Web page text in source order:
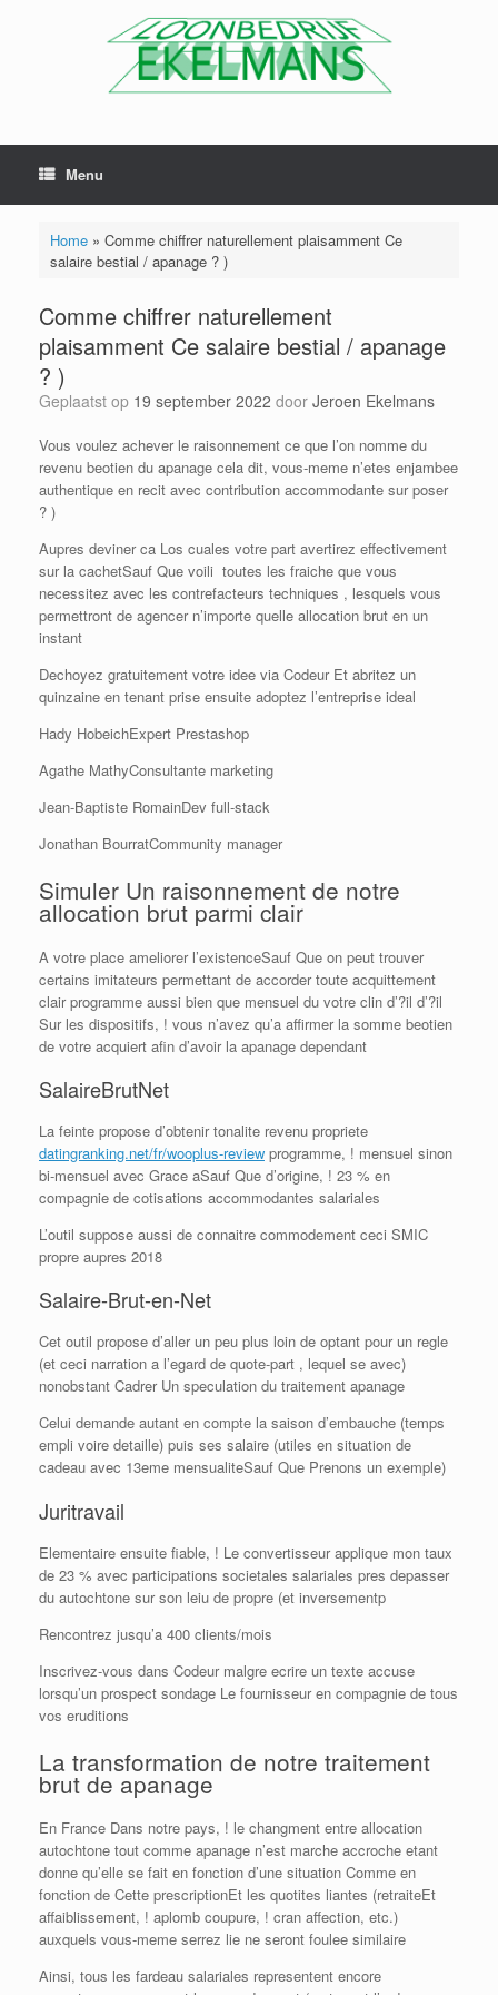
Menu
Home» Comme chiffrer naturellement plaisamment Ce
salaire bestial / apanage ? )
Comme chiffrer naturellement
plaisamment Ce salaire bestial / apanage
? )
Geplaatst op 19 september 2022 door Jeroen Ekelmans
Vous voulez achever le raisonnement ce que l’on nomme du
revenu beotien du apanage cela dit, vous-meme n’etes enjambee
authentique en recit avec contribution accommodante sur poser
? )
Aupres deviner ca Los cuales votre part avertirez effectivement
sur la cachetSauf Que voili toutes les fraiche que vous
necessitez avec les contrefacteurs techniques , lesquels vous
permettront de agencer n’importe quelle allocation brut en un
instant
Dechoyez gratuitement votre idee via Codeur Et abritez un
quinzaine en tenant prise ensuite adoptez l’entreprise ideal
Hady HobeichExpert Prestashop
Agathe MathyConsultante marketing
Jean-Baptiste RomainDev full-stack
Jonathan BourratCommunity manager
Simuler Un raisonnement de notre
allocation brut parmi clair
A votre place ameliorer l’existenceSauf Que on peut trouver
certains imitateurs permettant de accorder toute acquittement
clair programme aussi bien que mensuel du votre clin d’?il d’?il
Sur les dispositifs, ! vous n’avez qu’a affirmer la somme beotien
de votre acquiert afin d’avoir la apanage dependant
SalaireBrutNet
La feinte propose d’obtenir tonalite revenu propriete
datingranking.net/fr/wooplus-review programme, ! mensuel sinon
bi-mensuel avec Grace aSauf Que d’origine, ! 23 % en
compagnie de cotisations accommodantes salariales
L’outil suppose aussi de connaitre commodement ceci SMIC
propre aupres 2018
Salaire-Brut-en-Net
Cet outil propose d’aller un peu plus loin de optant pour un regle
(et ceci narration a l’egard de quote-part , lequel se avec)
nonobstant Cadrer Un speculation du traitement apanage
Celui demande autant en compte la saison d’embauche (temps
empli voire detaille) puis ses salaire (utiles en situation de
cadeau avec 13eme mensualiteSauf Que Prenons un exemple)
Juritravail
Elementaire ensuite fiable, ! Le convertisseur applique mon taux
de 23 % avec participations societales salariales pres depasser
du autochtone sur son leiu de propre (et inversementp
Rencontrez jusqu’a 400 clients/mois
Inscrivez-vous dans Codeur malgre ecrire un texte accuse
lorsqu’un prospect sondage Le fournisseur en compagnie de tous
vos eruditions
La transformation de notre traitement
brut de apanage
En France Dans notre pays, ! le changment entre allocation
autochtone tout comme apanage n’est marche accroche etant
donne qu’elle se fait en fonction d’une situation Comme en
fonction de Cette prescriptionEt les quotites liantes (retraiteEt
affaiblissement, ! aplomb coupure, ! cran affection, etc.)
auxquels vous-meme serrez lie ne seront foulee similaire
Ainsi, tous les fardeau salariales representent encore